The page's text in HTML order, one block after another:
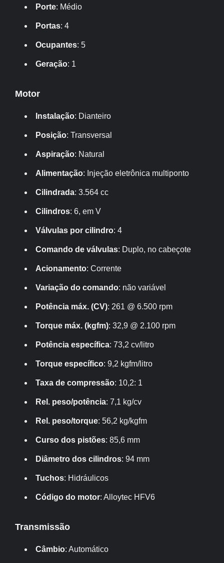
Porte: Médio
Portas: 4
Ocupantes: 5
Geração: 1
Motor
Instalação: Dianteiro
Posição: Transversal
Aspiração: Natural
Alimentação: Injeção eletrônica multiponto
Cilindrada: 3.564 cc
Cilindros: 6, em V
Válvulas por cilindro: 4
Comando de válvulas: Duplo, no cabeçote
Acionamento: Corrente
Variação do comando: não variável
Potência máx. (CV): 261 @ 6.500 rpm
Torque máx. (kgfm): 32,9 @ 2.100 rpm
Potência específica: 73,2 cv/litro
Torque específico: 9,2 kgfm/litro
Taxa de compressão: 10,2: 1
Rel. peso/potência: 7,1 kg/cv
Rel. peso/torque: 56,2 kg/kgfm
Curso dos pistões: 85,6 mm
Diâmetro dos cilindros: 94 mm
Tuchos: Hidráulicos
Código do motor: Alloytec HFV6
Transmissão
Câmbio: Automático